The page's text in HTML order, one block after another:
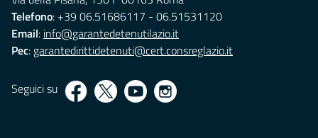
Telefono: +39 06.51686117 - 06.51531120
Email: info@garantedetenutilazio.it
Pec: garantedirittidetenuti@cert.consreglazio.it
Seguici su